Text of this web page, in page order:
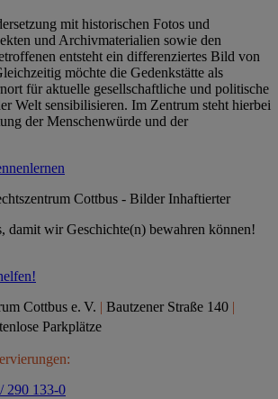
mit historischen Fotos und
und Archivmaterialien sowie den
entsteht ein differenziertes Bild von
möchte die Gedenkstätte als
für aktuelle gesellschaftliche und politische
Welt sensibilisieren. Im Zentrum steht hierbei
der Menschenwürde und der
damit wir Geschichte(n) bewahren können!
Cottbus e. V. | Bautzener Straße 140 |
Parkplätze
290 133-0